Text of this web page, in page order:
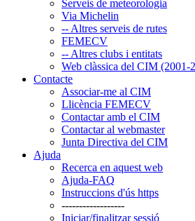
Serveis de meteorologia
Via Michelin
-- Altres serveis de rutes
FEMECV
-- Altres clubs i entitats
Web clàssica del CIM (2001-
Contacte
Associar-me al CIM
Llicència FEMECV
Contactar amb el CIM
Contactar al webmaster
Junta Directiva del CIM
Ajuda
Recerca en aquest web
Ajuda-FAQ
Instruccions d'ús https
------------------
Iniciar/finalitzar sessió